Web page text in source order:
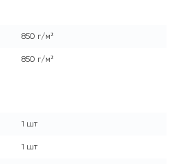
850 г/м²
850 г/м²
1 шт
1 шт